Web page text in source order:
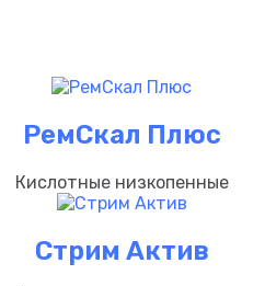
РемСкал Плюс
Кислотные низкопенные
Стрим Актив